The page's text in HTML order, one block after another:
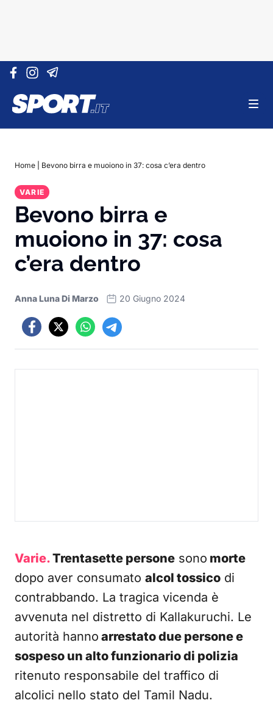
Vai al contenuto
Home Bevono birra e muoiono in 37: cosa c’era dentro
VARIE
Bevono birra e
muoiono in 37: cosa
c’era dentro
Anna Luna Di Marzo 20 Giugno 2024
Varie.Trentasette persone sono morte
dopo aver consumato alcol tossico di
contrabbando. La tragica vicenda è
avvenuta nel distretto di Kallakuruchi. Le
autorità hanno arrestato due persone e
sospeso un alto funzionario di polizia
ritenuto responsabile del traffico di
alcolici nello stato del Tamil Nadu.